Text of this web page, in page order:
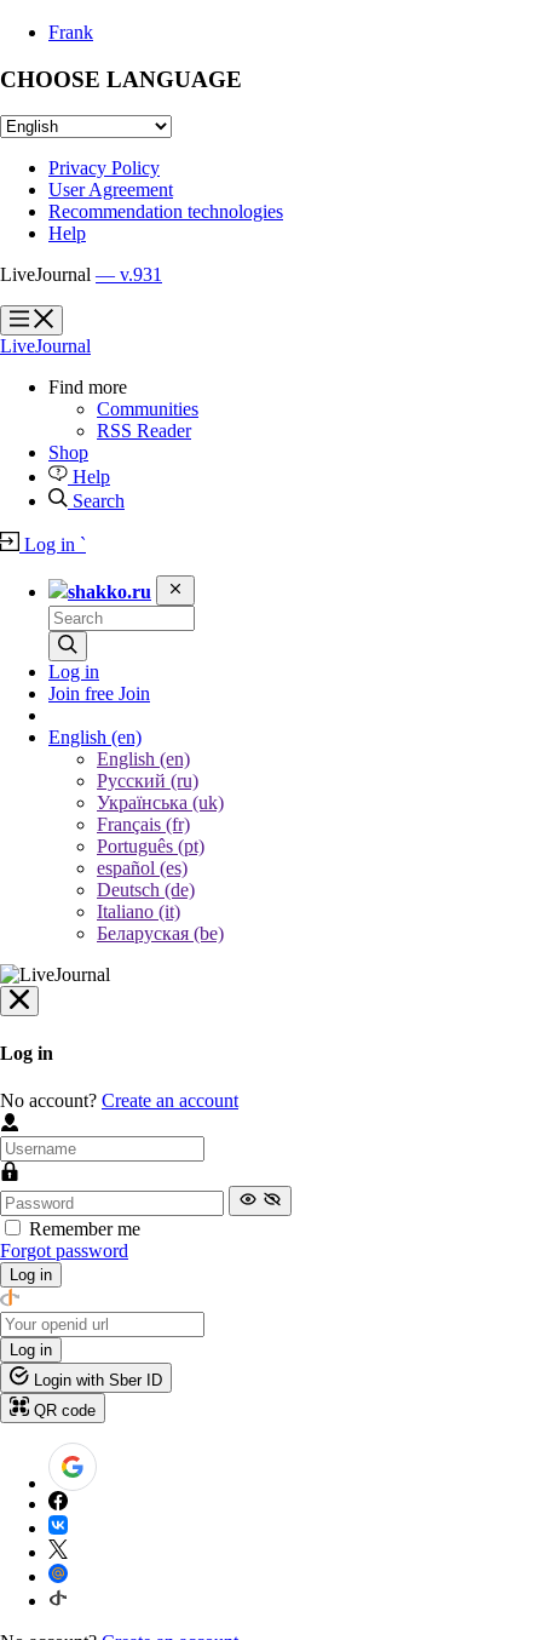
Frank
CHOOSE LANGUAGE
Privacy Policy
User Agreement
Recommendation technologies
Help
LiveJournal — v.931
?
?
LiveJournal
Find more
Communities
RSS Reader
Shop
Help
Search
Log in `
shakko.ru
Log in
Join free Join
English (en)
English (en)
Русский (ru)
Українська (uk)
Français (fr)
Português (pt)
español (es)
Deutsch (de)
Italiano (it)
Беларуская (be)
Log in
No account? Create an account
Remember me
Forgot password
Log in
Log in
Login with Sber ID
QR code